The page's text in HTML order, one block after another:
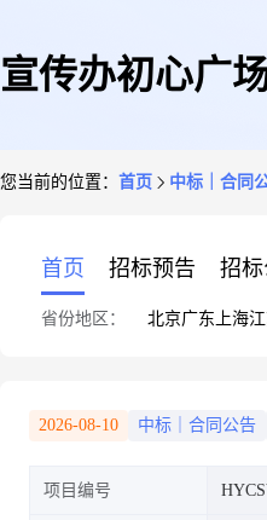
宣传办初心广
您当前的位置： 首页 中标｜合同
首页 招标预告 招
省份地区： 北京广东 上海
2026-08-10 中标｜合同公告
项目编号